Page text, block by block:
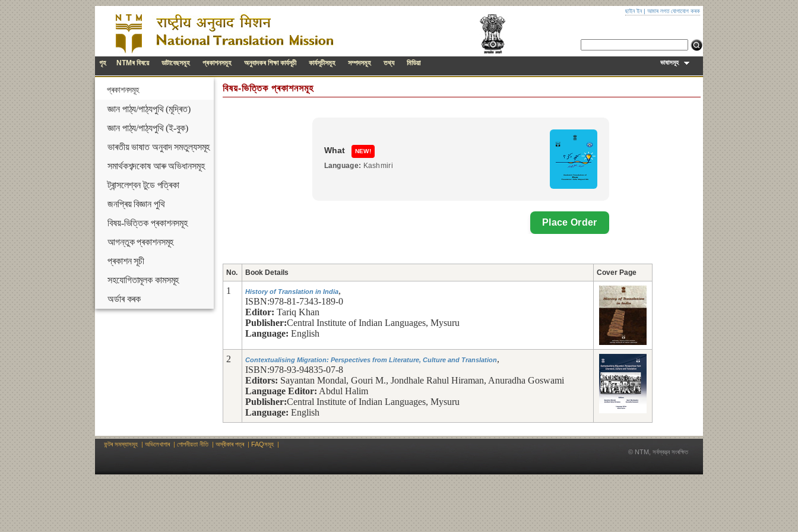
ছাইন ইন| আমাৰ লগত যোগাযোগ কৰক
গৃহ NTMৰ বিষয়ে ডাটাবেছসমূহ প্ৰকাশনসমূহ অনুবাদকৰ শিক্ষা কাৰ্যসূচী কাৰ্যসূচীসমূহ সম্পদসমূহ তথ্য মিডিয়া ভাষাসমূহ
প্ৰকাশনসমূহ
জ্ঞান পাঠ্য/পাঠ্যপুথি (মূদ্ৰিত)
জ্ঞান পাঠ্য/পাঠ্যপুথি (ই-বুক)
ভাৰতীয় ভাষাত অনুবাদ সমতুল্যসমূহ
সমাৰ্থকশব্দকোষ আৰু অভিধানসমূহ
ট্ৰান্সলেশ্বন টুডে পত্ৰিকা
জনপ্ৰিয় বিজ্ঞান পুথি
বিষয়-ভিত্তিক প্ৰকাশনসমূহ
আগন্তুক প্ৰকাশনসমূহ
প্ৰকাশন সূচী
সহযোগিতামূলক কামসমূহ
অৰ্ডাৰ কৰক
বিষয়-ভিত্তিক প্ৰকাশনসমূহ
What NEW!
Language: Kashmiri
Place Order
No. Book Details Cover Page
1 History of Translation in India,
ISBN:978-81-7343-189-0
Editor: Tariq Khan
Publisher:Central Institute of Indian Languages, Mysuru
Language: English
2 Contextualising Migration: Perspectives from Literature, Culture and Translation,
ISBN:978-93-94835-07-8
Editors: Sayantan Mondal, Gouri M., Jondhale Rahul Hiraman, Anuradha Goswami
Language Editor: Abdul Halim
Publisher:Central Institute of Indian Languages, Mysuru
Language: English
ফন্টৰ সমস্যাসমূহ | অভিলেখাগাৰ| গোপনীয়তা নীতি| অস্বীকাৰ পত্ৰ| FAQসমূহ |
© NTM, সৰ্বস্বত্ত্ব সংৰক্ষিত